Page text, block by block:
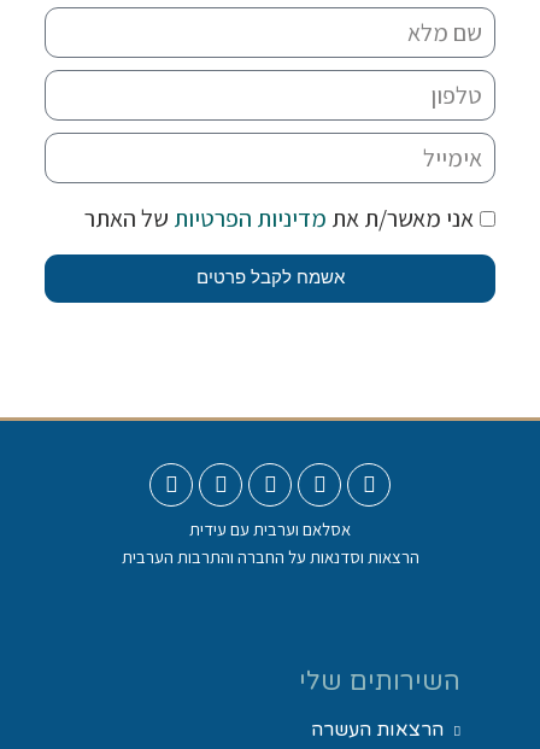
אני מאשר/ת את מדיניות הפרטיות של האתר
אשמח לקבל פרטים
אסלאם וערבית עם עידית
הרצאות וסדנאות על החברה והתרבות הערבית
השירותים שלי
הרצאות העשרה